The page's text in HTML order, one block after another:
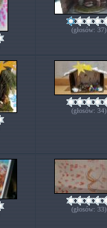
(głosów: 37)
(głosów: 34)
(głosów: 33)